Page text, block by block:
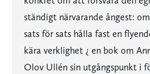
ständigt närvarande ångest:
sats för sats hålla fast en
kära verklighet ¿ en bok om
Olov Ullén sin utgångspunkt i